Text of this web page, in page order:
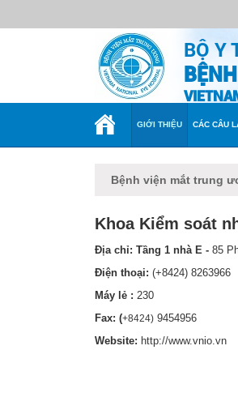
BỘ Y
TRANG GIỚI THIỆU CÁC CÂU
Bệnh viện mắt trung
Khoa Kiểm soát
Địa chỉ: Tầng 1 nhà E - 85
Điện thoại: (+8424) 8263966
Máy lẻ : 230
Fax: (+8424) 9454956
Website: http://www.vnio.vn